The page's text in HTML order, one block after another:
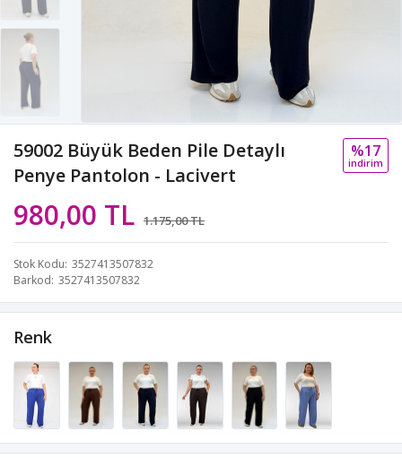
59002 Büyük Beden Pile Detaylı
Penye Pantolon - Lacivert
980,00 TL 1.175,00 TL
%17
i̇ndi̇ri̇m
Stok Kodu 3527413507832
Barkod 3527413507832
Renk